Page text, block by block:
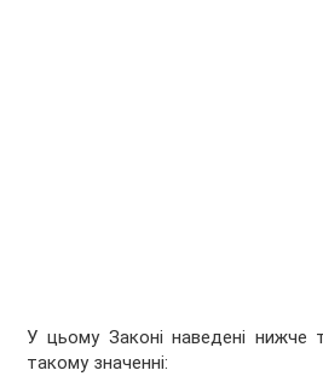
У цьому Законі наведені нижче
такому значенні: